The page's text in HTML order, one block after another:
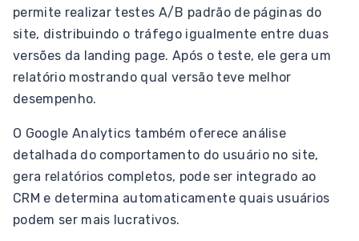
permite realizar testes A/B padrão de páginas do
site, distribuindo o tráfego igualmente entre duas
versões da landing page. Após o teste, ele gera um
relatório mostrando qual versão teve melhor
desempenho.
O Google Analytics também oferece análise
detalhada do comportamento do usuário no site,
gera relatórios completos, pode ser integrado ao
CRM e determina automaticamente quais usuários
podem ser mais lucrativos.